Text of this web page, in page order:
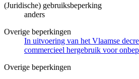
(Juridische) gebruiksbeperking
anders
Overige beperkingen
In uitvoering van het Vlaamse
commercieel hergebruik voor
Overige beperkingen